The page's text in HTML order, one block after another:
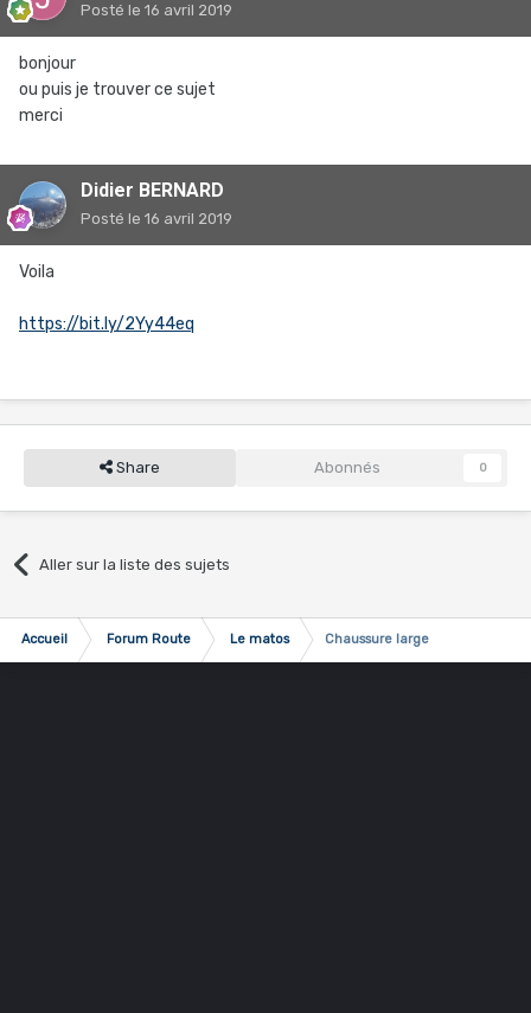
Posté le 16 avril 2019
bonjour
ou puis je trouver ce sujet
merci
Didier BERNARD
Posté le 16 avril 2019
Voila
https://bit.ly/2Yy44eq
Share Abonnés 0
Aller sur la liste des sujets
Accueil Forum Route Le matos Chaussure large